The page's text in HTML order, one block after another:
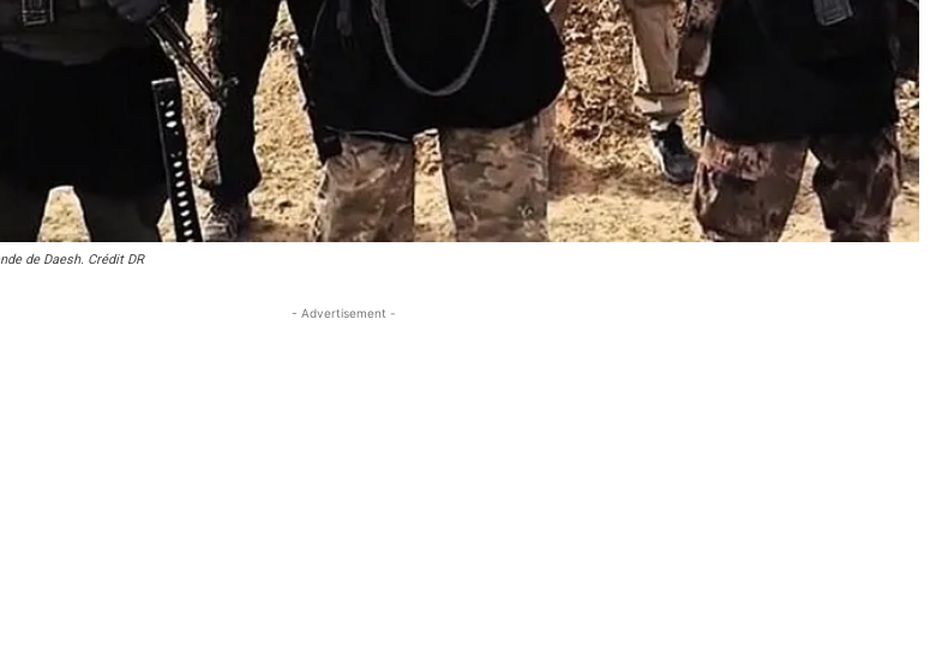
de Daesh. Crédit DR
- Advertisement -